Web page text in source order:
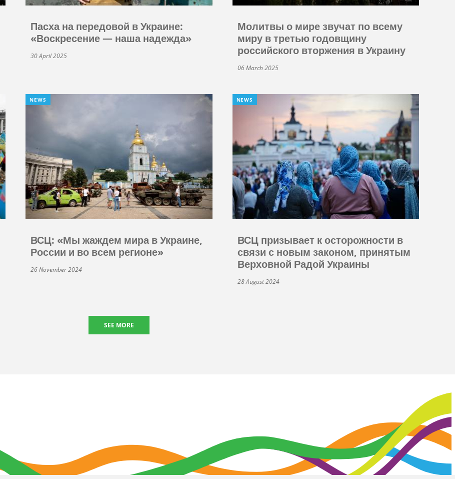
Пасха на передовой в Украине:
«Воскресение — наша надежда»
30 April 2025
Молитвы о мире звучат по всему
миру в третью годовщину
российского вторжения в Украину
06 March 2025
NEWS
ВСЦ: «Мы жаждем мира в Украине,
России и во всем регионе»
26 November 2024
NEWS
ВСЦ призывает к осторожности в
связи с новым законом, принятым
Верховной Радой Украины
28 August 2024
SEE MORE